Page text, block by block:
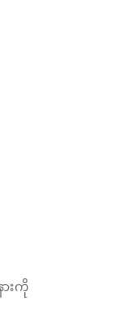
းကို